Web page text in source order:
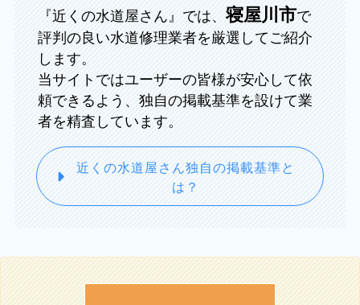
『近くの水道屋さん』では、寝屋川市で
評判の良い水道修理業者を厳選してご紹介
します。
当サイトではユーザーの皆様が安心して依
頼できるよう、独自の掲載基準を設けて業
者を精査しています。
近くの水道屋さん独自の掲載基準と
は？